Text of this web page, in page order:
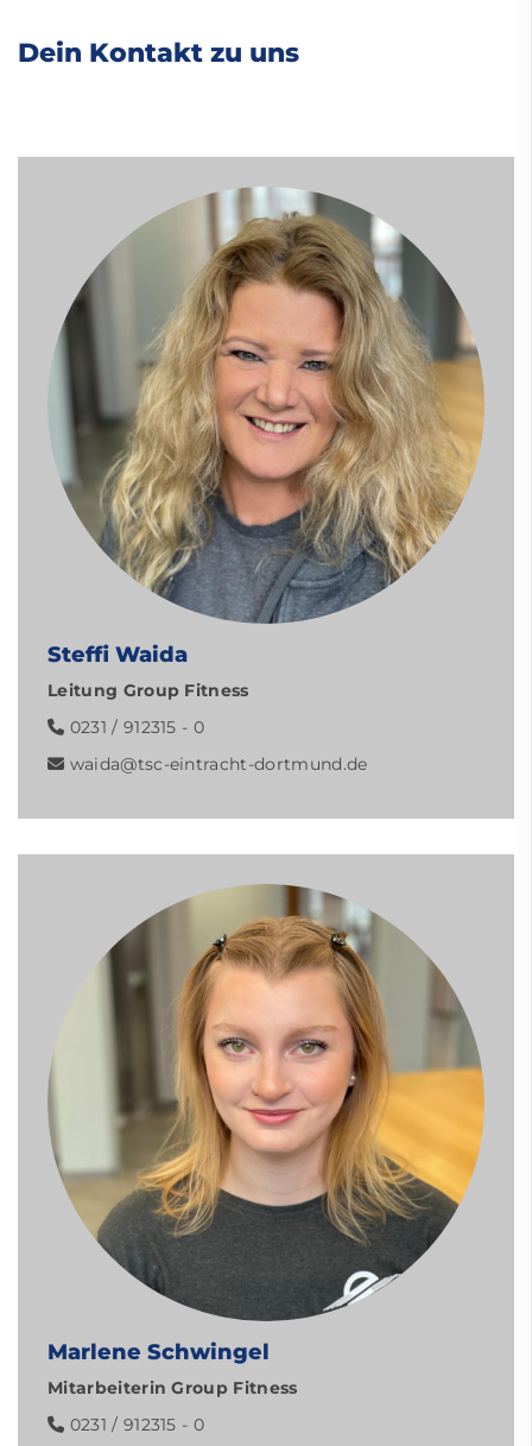
Dein Kontakt zu uns
Steffi Waida
Leitung Group Fitness
0231 / 912315 - 0
waida@tsc-eintracht-dortmund.de
Marlene Schwingel
Mitarbeiterin Group Fitness
0231 / 912315 - 0